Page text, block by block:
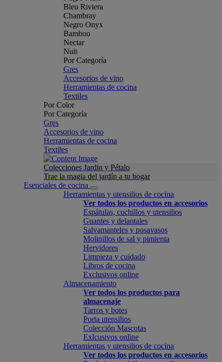
Bleu Riviera
Chambray
Negro Onyx
Bamboo
Nectar
Nuit
Por Categoría
Gres
Accesorios de vino
Herramientas de cocina
Textiles
Por Color
Por Categoría
Gres
Accesorios de vino
Herramientas de cocina
Textiles
Colecciones Jardin y Pétalo
Trae la magia del jardín a tu hogar
Esenciales de cocina
Herramientas y utensilios de cocina
Ver todos los productos en accesorios
Espátulas, cuchillos y utensilios
Guantes y delantales
Salvamanteles y posavasos
Molinillos de sal y pimienta
Hervidores
Limpieza y cuidado
Libros de cocina
Exclusivos online
Almacenamiento
Ver todos los productos para
almacenaje
Tarros y botes
Porta utensilios
Colección Mascotas
Exlcusivos online
Herramientas y utensilios de cocina
Ver todos los productos en accesorios